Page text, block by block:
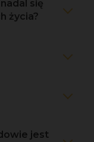
się
życia?
jest